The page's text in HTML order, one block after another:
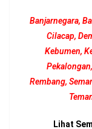
Banjarnegara,
Cilacap,
Kebumen,
Rembang,
Lihat